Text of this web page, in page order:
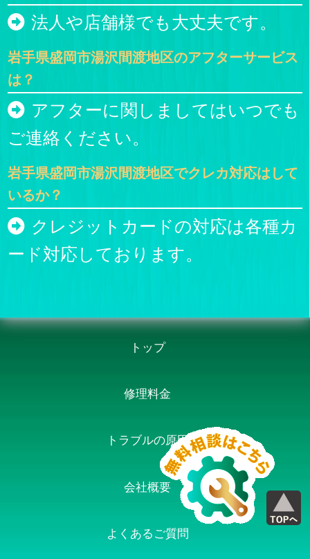
法人や店舗様でも大丈夫です。
岩手県盛岡市湯沢間渡地区のアフターサービス
は？
アフターに関しましてはいつでも
ご連絡ください。
岩手県盛岡市湯沢間渡地区でクレカ対応はして
いるか？
クレジットカードの対応は各種カ
ード対応しております。
トップ
修理料金
トラブルの原因
会社概要
よくあるご質問